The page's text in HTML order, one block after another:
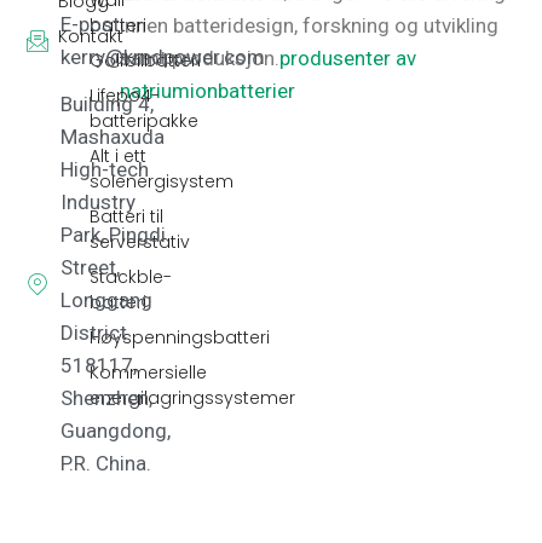
innen batteridesign, forskning og utvikling
samt produksjon. produsenter av
natriumionbatterier
batteri
Golfbilbatteri
Lifepo4-
batteripakke
Alt i ett
solenergisystem
Batteri til
serverstativ
Stackble-
batteri
Høyspenningsbatteri
Kommersielle
energilagringssystemer
Kontakt
E-post:
kerry@kmdpower.com
Building 4,
Mashaxuda
High-tech
Industry
Park, Pingdi
Street,
Longgang
District
518117,
Shenzhen,
Guangdong,
P.R. China.